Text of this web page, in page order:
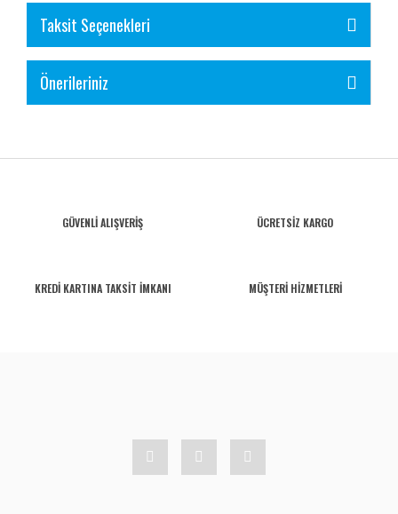
Taksit Seçenekleri
Önerileriniz
GÜVENLİ ALIŞVERİŞ ÜCRETSİZ KARGO
KREDİ KARTINA TAKSİT İMKANI MÜŞTERİ HİZMETLERİ